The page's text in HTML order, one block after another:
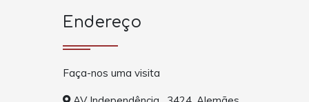
Endereço
Faça-nos uma visita